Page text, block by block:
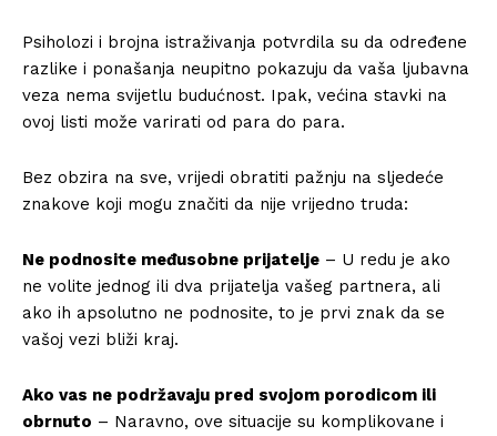
Psiholozi i brojna istraživanja potvrdila su da određene
razlike i ponašanja neupitno pokazuju da vaša ljubavna
veza nema svijetlu budućnost. Ipak, većina stavki na
ovoj listi može varirati od para do para.
Bez obzira na sve, vrijedi obratiti pažnju na sljedeće
znakove koji mogu značiti da nije vrijedno truda:
Ne podnosite međusobne prijatelje – U redu je ako
ne volite jednog ili dva prijatelja vašeg partnera, ali
ako ih apsolutno ne podnosite, to je prvi znak da se
vašoj vezi bliži kraj.
Ako vas ne podržavaju pred svojom porodicom ili
obrnuto – Naravno, ove situacije su komplikovane i